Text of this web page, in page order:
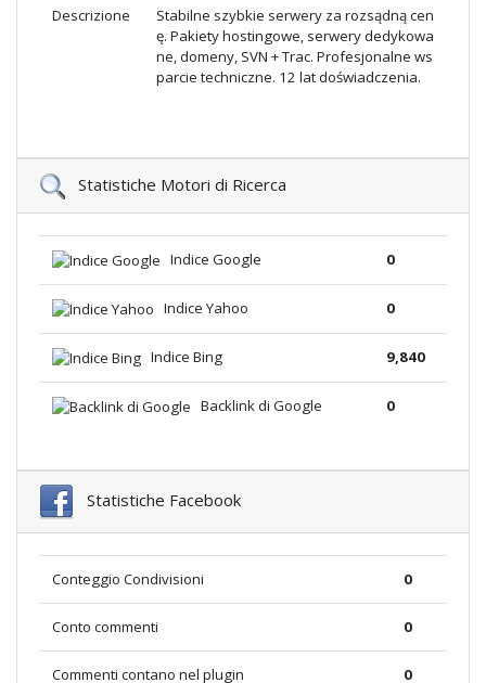
Descrizione
Stabilne szybkie serwery za rozsądną cen
ę. Pakiety hostingowe, serwery dedykowa
ne, domeny, SVN + Trac. Profesjonalne ws
parcie techniczne. 12 lat doświadczenia.
Statistiche Motori di Ricerca
Indice Google 0
Indice Yahoo 0
Indice Bing 9,840
Backlink di Google 0
Statistiche Facebook
Conteggio Condivisioni 0
Conto commenti 0
Commenti contano nel plugin 0